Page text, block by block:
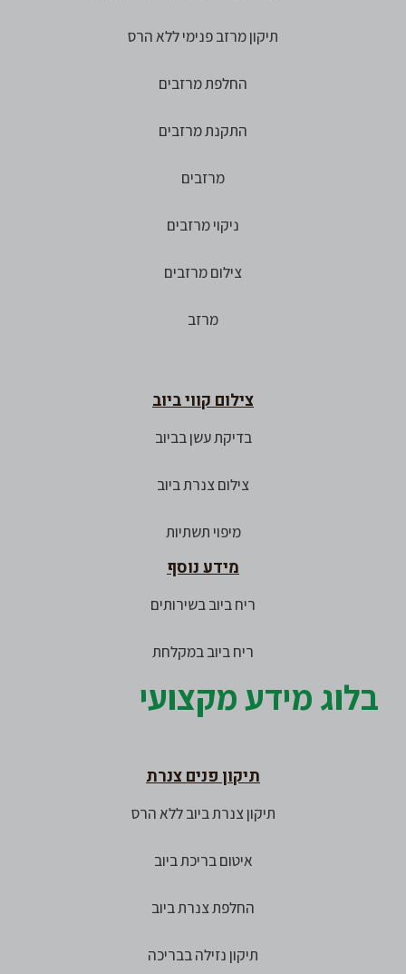
תיקון מרזב פנימי ללא הרס
החלפת מרזבים
התקנת מרזבים
מרזבים
ניקוי מרזבים
צילום מרזבים
מרזב
צילום קווי ביוב
בדיקת עשן בביוב
צילום צנרת ביוב
מיפוי תשתיות
מידע נוסף
ריח ביוב בשירותים
ריח ביוב במקלחת
בלוג מידע מקצועי
תיקון פנים צנרת
תיקון צנרת ביוב ללא הרס
איטום בריכת ביוב
החלפת צנרת ביוב
תיקון נזילה בבריכה